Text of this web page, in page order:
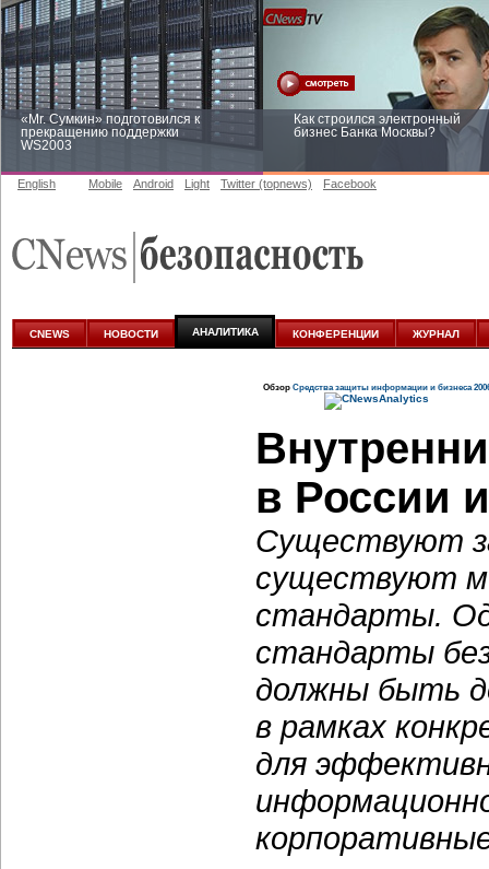
«Mr. Сумкин» подготовился к
прекращению поддержки
WS2003
Как строился электронный
бизнес Банка Москвы?
аналитике
English Mobile Android Light Twitter (topnews) Facebook
CNEWS НОВОСТИ АНАЛИТИКА КОНФЕРЕНЦИИ ЖУРНАЛ
Обзор Средства защиты информации и бизнеса
в России
Существуют
существуют
стандарты.
стандарты
должны быть
в рамках
для